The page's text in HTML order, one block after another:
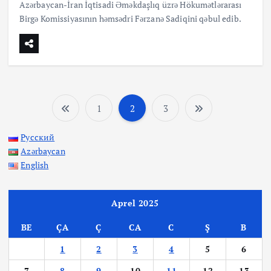
Azərbaycan-İran İqtisadi Əməkdaşlıq üzrə Hökumətlərarası
Birgə Komissiyasının həmsədri Fərzanə Sadiqini qəbul edib.
P
t
s
1 2 3
Русский
Azərbaycan
English
Aprel 2025
BE ÇA Ç CA C Ş
B
1
2 3 4 5
6